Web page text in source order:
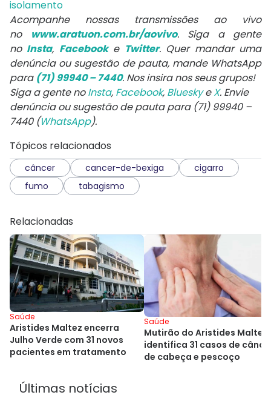
isolamento
Acompanhe nossas transmissões ao vivo
no
www.aratuon.com.br/aovivo. Siga a gente
no Insta, Facebooke Twitter. Quer mandar uma
denúncia ou sugestão de pauta, mande WhatsApp
para (71) 99940 – 7440. Nos insira nos seus grupos!
Siga a gente noInsta, Facebook, BlueskyeX. Envie
denúncia ou sugestão de pauta para (71) 99940 –
7440 (WhatsApp).
Tópicos relacionados
câncer cancer-de-bexiga
cigarro
fumo
tabagismo
Relacionadas
Saúde
Aristides Maltez encerra
Julho Verde com 31 novos
pacientes em tratamento
Saúde
Mutirão do Aristides Maltez
identifica 31 casos de
de cabeça e pescoço
Últimas notícias